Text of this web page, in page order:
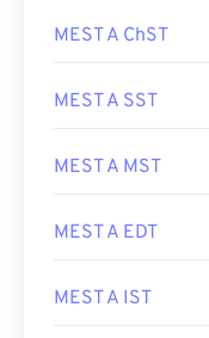
MEST A ChST
MEST A SST
MEST A MST
MEST A EDT
MEST A IST